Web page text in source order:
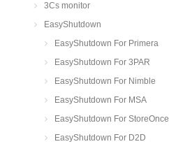
3Cs monitor
EasyShutdown
EasyShutdown For Primera
EasyShutdown For 3PAR
EasyShutdown For Nimble
EasyShutdown For MSA
EasyShutdown For StoreOnce
EasyShutdown For D2D